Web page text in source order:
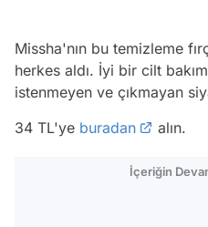
Missha'nın bu temizleme
herkes aldı. İyi bir cilt
istenmeyen ve çıkmayan
34 TL'ye buradan alın.
İçeriğin